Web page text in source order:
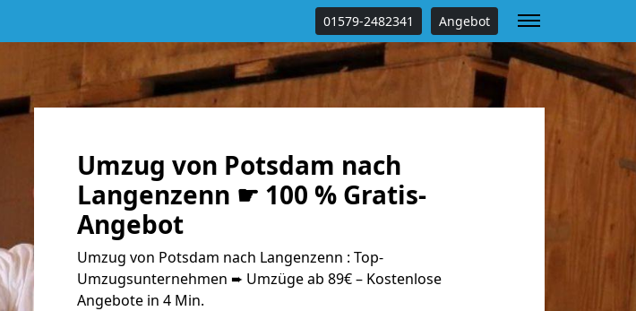
01579-2482341 Angebot
Umzug von Potsdam nach
Langenzenn ☛ 100 % Gratis-
Angebot
Umzug von Potsdam nach Langenzenn : Top-
Umzugsunternehmen ➨ Umzüge ab 89€ – Kostenlose
Angebote in 4 Min.